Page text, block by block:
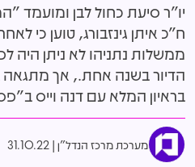
יו"ר סיעת כחול לבן
ח"כ איתן גינזבורג, טוען כי
ממשלות נתניהו לא ניתן היה
הדיור בשנה אחת., אך מתגאה
בראיון המלא עם דנה וייס
מערכת מרכז הנדל"ן 31.10.22